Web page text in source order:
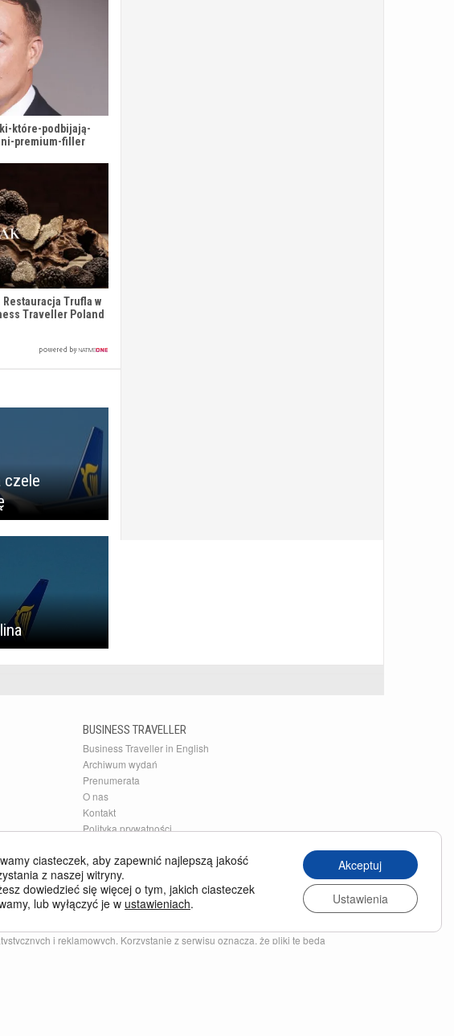
które-podbijają-
premium-filler
Trufla w
Traveller Poland
czele
BUSINESS TRAVELLER
Business Traveller in English
Archiwum wydań
Prenumerata
O nas
Kontakt
Polityka prywatności
o analogicznym charakterze, przede wszystkim w celu zapewnienia
i reklamowych. Korzystanie z serwisu oznacza, że pliki te będą
ciasteczek, aby zapewnić najlepszą jakość
z naszej witryny.
dowiedzieć się więcej o tym, jakich ciasteczek
lub wyłączyć je w ustawieniach.
Akceptuj
Ustawienia